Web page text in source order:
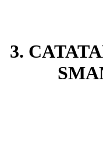
3.